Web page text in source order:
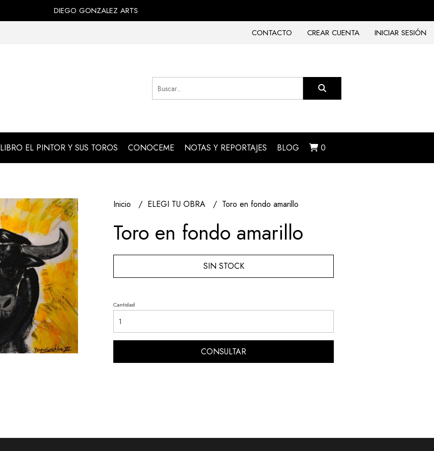
DIEGO GONZALEZ ARTS
CONTACTO
CREAR CUENTA INICIAR SESIÓN
LIBRO EL PINTOR Y SUS TOROS CONOCEME NOTAS Y REPORTAJES BLOG 0
Inicio ELEGI TU OBRA Toro en fondo amarillo
Toro en fondo amarillo
SIN STOCK
Cantidad
CONSULTAR